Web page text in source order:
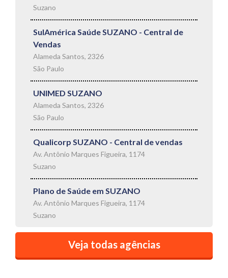
Suzano
SulAmérica Saúde SUZANO - Central de
Vendas
Alameda Santos, 2326
São Paulo
UNIMED SUZANO
Alameda Santos, 2326
São Paulo
Qualicorp SUZANO - Central de vendas
Av. Antônio Marques Figueira, 1174
Suzano
Plano de Saúde em SUZANO
Av. Antônio Marques Figueira, 1174
Suzano
Veja todas agências